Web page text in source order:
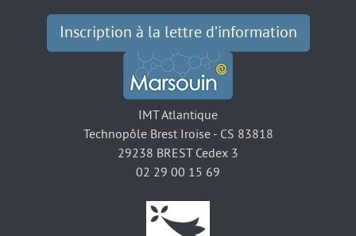
Inscription à la lettre d’information
IMT Atlantique
Technopôle Brest Iroise - CS 83818
29238 BREST Cedex 3
02 29 00 15 69